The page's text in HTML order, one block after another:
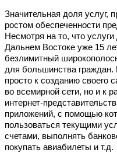
Значительная доля услуг,
ростом обеспеченности
Несмотря на то, что
Дальнем Востоке уже 15
безлимитный
для большинства граждан.
просто к созданию своего
во всемирной сети, но и к
интернет-
приложений, с помощью
пользоваться текущими
счетами, выполнять
покупать авиабилеты и т.д.